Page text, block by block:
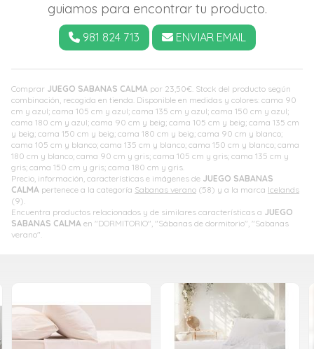
Comprar JUEGO SABANAS CALMA por 23,50€ . Stock del producto según
combinación, recogida en tienda. Disponible en medidas y colores: cama 90
cm y azul; cama 105 cm y azul; cama 135 cm y azul; cama 150 cm y azul;
cama 180 cm y azul; cama 90 cm y beig; cama 105 cm y beig; cama 135 cm
y beig; cama 150 cm y beig; cama 180 cm y beig; cama 90 cm y blanco;
cama 105 cm y blanco; cama 135 cm y blanco; cama 150 cm y blanco; cama
180 cm y blanco; cama 90 cm y gris; cama 105 cm y gris; cama 135 cm y
gris; cama 150 cm y gris; cama 180 cm y gris.
Precio, información, características e imágenes de JUEGO SABANAS
CALMA pertenece a la categoría Sabanas verano (58) y a la marca Icelands
(9).
Encuentra productos relacionados y de similares características a JUEGO
SABANAS CALMA en "DORMITORIO", "Sábanas de dormitorio", "Sabanas
verano".
guiamos para encontrar tu producto.
981 824 713 ENVIAR EMAIL